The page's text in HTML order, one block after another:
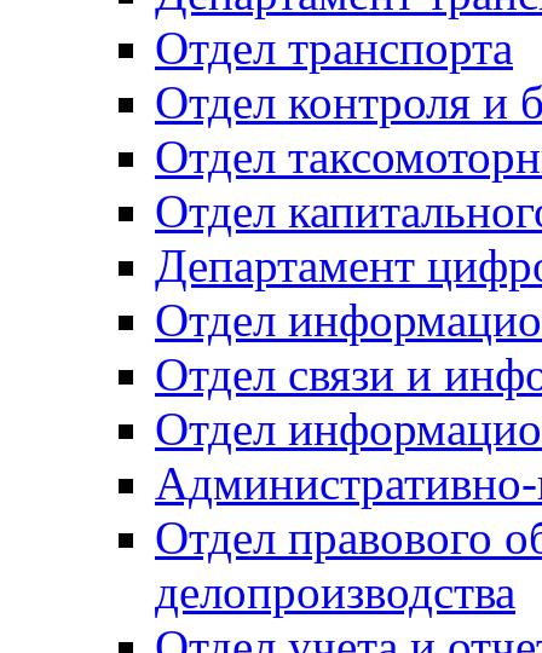
Отдел транспорта
Отдел контроля и
Отдел
Отдел
Департамент
Отдел
Отдел связи и
Отдел
Отдел правового
делопроизводства